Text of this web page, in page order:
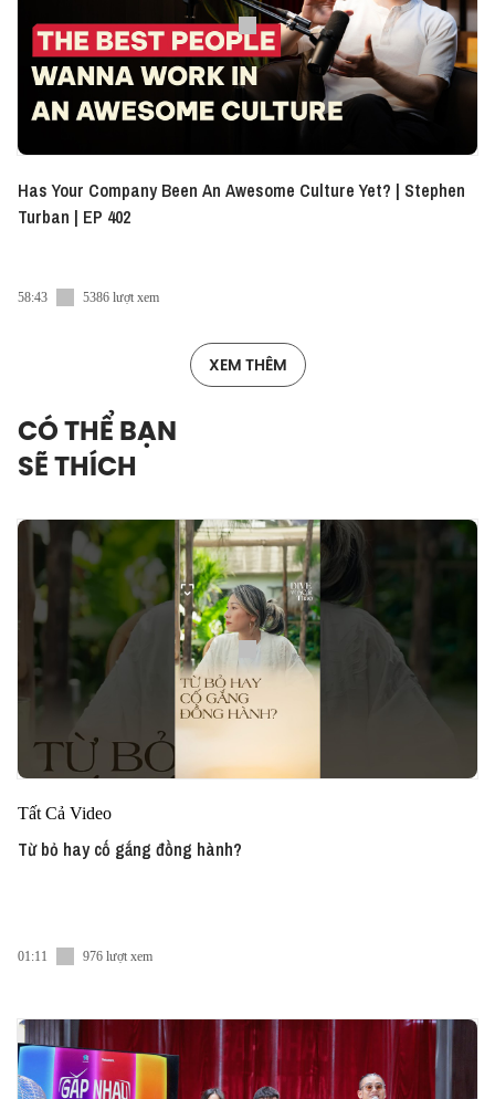
Has Your Company Been An Awesome Culture Yet? | Stephen
Turban | EP 402
58:43 5386 lượt xem
XEM THÊM
CÓ THỂ BẠN
SẼ THÍCH
Tất Cả Video
Từ bỏ hay cố gắng đồng hành?
01:11 976 lượt xem